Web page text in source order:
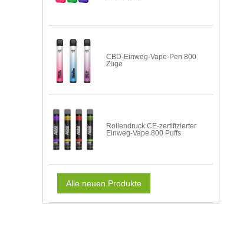
CBD-Einweg-Vape-Pen 800
Züge
Rollendruck CE-zertifizierter
Einweg-Vape 800 Puffs
Alle neuen Produkte